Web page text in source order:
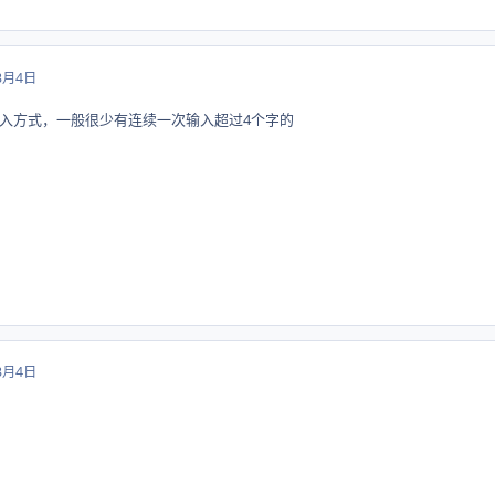
4日
方式，一般很少有连续一次输入超过4个字的
4日